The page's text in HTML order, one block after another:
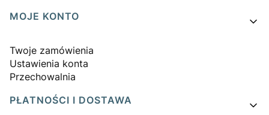
MOJE KONTO
Twoje zamówienia
Ustawienia konta
Przechowalnia
PŁATNOŚCI I DOSTAWA